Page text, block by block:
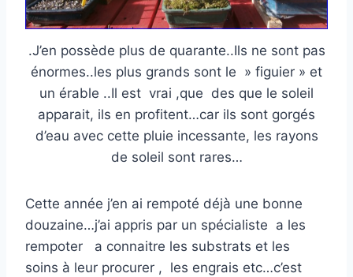
.J’en possède plus de quarante..Ils ne sont pas
énormes..les plus grands sont le » figuier » et
un érable ..Il est vrai ,que des que le soleil
apparait, ils en profitent…car ils sont gorgés
d’eau avec cette pluie incessante, les rayons
de soleil sont rares…
Cette année j’en ai rempoté déjà une bonne
douzaine…j’ai appris par un spécialiste a les
rempoter a connaitre les substrats et les
soins à leur procurer , les engrais etc…c’est